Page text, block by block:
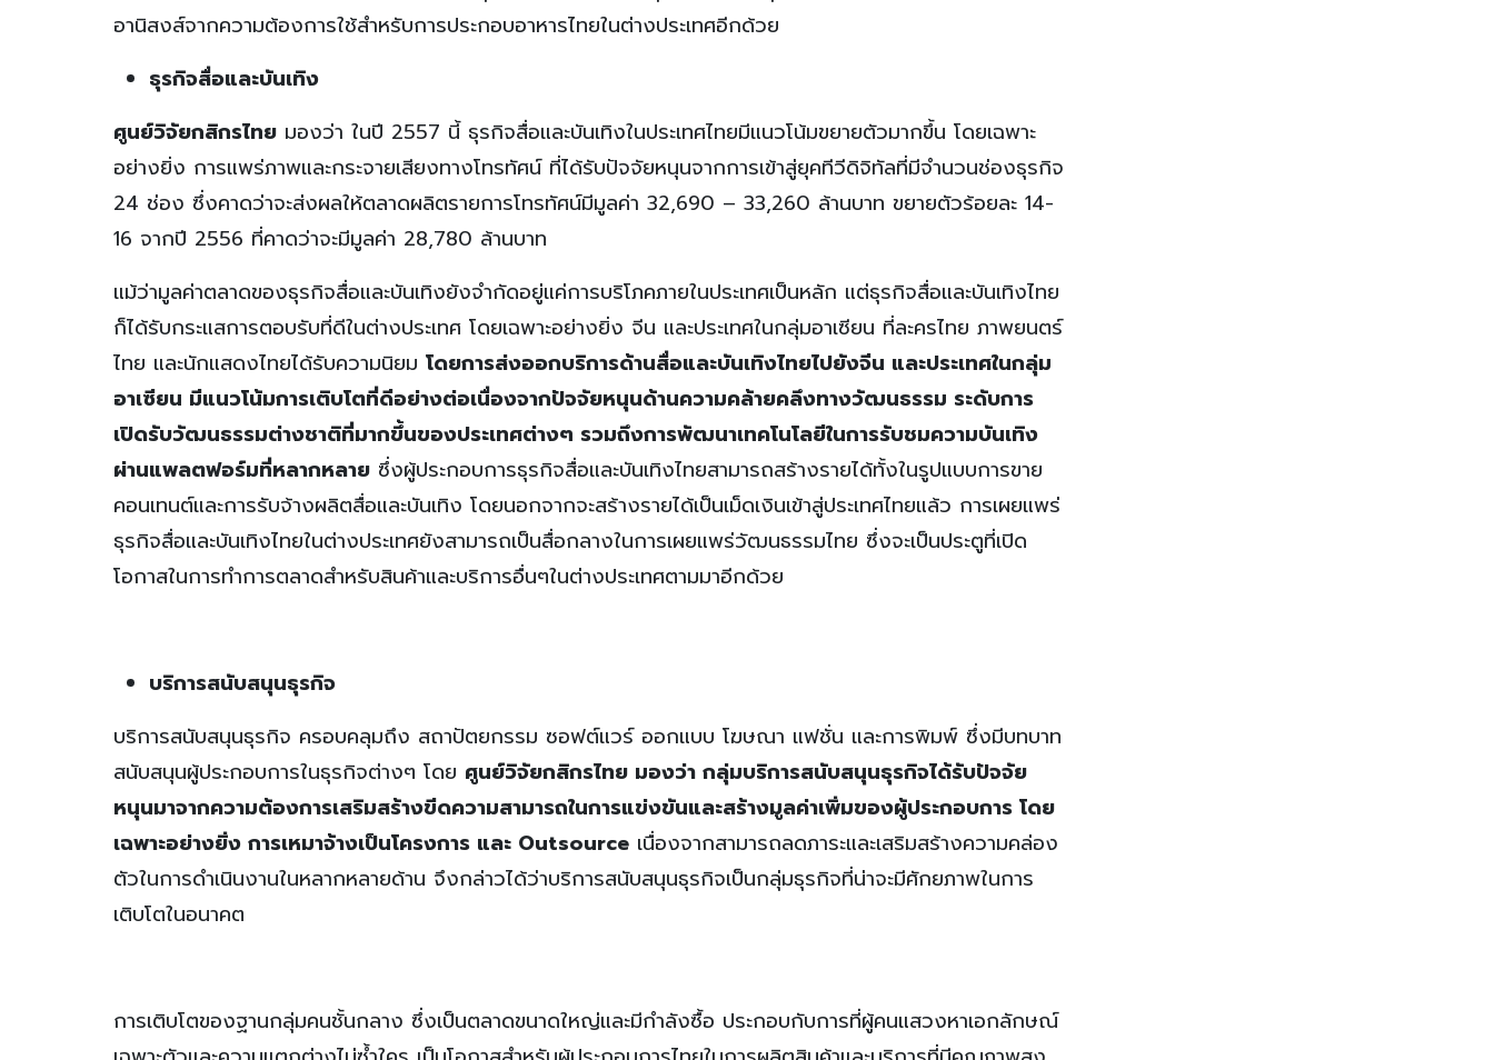
อานิสงส์จากความต้องการใช้สำหรับการประกอบอาหารไทยในต่างประเทศอีกด้วย
ธุรกิจสื่อและบันเทิง
ศูนย์วิจัยกสิกรไทย มองว่า ในปี 2557 นี้ ธุรกิจสื่อและบันเทิงในประเทศไทยมีแนวโน้มขยายตัวมากขึ้น โดยเฉพาะ
อย่างยิ่ง การแพร่ภาพและกระจายเสียงทางโทรทัศน์ ที่ได้รับปัจจัยหนุนจากการเข้าสู่ยุคทีวีดิจิทัลที่มีจำนวนช่องธุรกิจ
24 ช่อง ซึ่งคาดว่าจะส่งผลให้ตลาดผลิตรายการโทรทัศน์มีมูลค่า 32,690 – 33,260 ล้านบาท ขยายตัวร้อยละ 14-
16 จากปี 2556 ที่คาดว่าจะมีมูลค่า 28,780 ล้านบาท
แม้ว่ามูลค่าตลาดของธุรกิจสื่อและบันเทิงยังจำกัดอยู่แค่การบริโภคภายในประเทศเป็นหลัก แต่ธุรกิจสื่อและบันเทิงไทย
ก็ได้รับกระแสการตอบรับที่ดีในต่างประเทศ โดยเฉพาะอย่างยิ่ง จีน และประเทศในกลุ่มอาเซียน ที่ละครไทย ภาพยนตร์
ไทย และนักแสดงไทยได้รับความนิยม โดยการส่งออกบริการด้านสื่อและบันเทิงไทยไปยังจีน และประเทศในกลุ่ม
อาเซียน มีแนวโน้มการเติบโตที่ดีอย่างต่อเนื่องจากปัจจัยหนุนด้านความคล้ายคลึงทางวัฒนธรรม ระดับการ
เปิดรับวัฒนธรรมต่างชาติที่มากขึ้นของประเทศต่างๆ รวมถึงการพัฒนาเทคโนโลยีในการรับชมความบันเทิง
ผ่านแพลตฟอร์มที่หลากหลาย ซึ่งผู้ประกอบการธุรกิจสื่อและบันเทิงไทยสามารถสร้างรายได้ทั้งในรูปแบบการขาย
คอนเทนต์และการรับจ้างผลิตสื่อและบันเทิง โดยนอกจากจะสร้างรายได้เป็นเม็ดเงินเข้าสู่ประเทศไทยแล้ว การเผยแพร่
ธุรกิจสื่อและบันเทิงไทยในต่างประเทศยังสามารถเป็นสื่อกลางในการเผยแพร่วัฒนธรรมไทย ซึ่งจะเป็นประตูที่เปิด
โอกาสในการทำการตลาดสำหรับสินค้าและบริการอื่นๆในต่างประเทศตามมาอีกด้วย
บริการสนับสนุนธุรกิจ
บริการสนับสนุนธุรกิจ ครอบคลุมถึง สถาปัตยกรรม ซอฟต์แวร์ ออกแบบ โฆษณา แฟชั่น และการพิมพ์ ซึ่งมีบทบาท
สนับสนุนผู้ประกอบการในธุรกิจต่างๆ โดย ศูนย์วิจัยกสิกรไทย มองว่า กลุ่มบริการสนับสนุนธุรกิจได้รับปัจจัย
หนุนมาจากความต้องการเสริมสร้างขีดความสามารถในการแข่งขันและสร้างมูลค่าเพิ่มของผู้ประกอบการ โดย
เฉพาะอย่างยิ่ง การเหมาจ้างเป็นโครงการ และ Outsource เนื่องจากสามารถลดภาระและเสริมสร้างความคล่อง
ตัวในการดำเนินงานในหลากหลายด้าน จึงกล่าวได้ว่าบริการสนับสนุนธุรกิจเป็นกลุ่มธุรกิจที่น่าจะมีศักยภาพในการ
เติบโตในอนาคต
การเติบโตของฐานกลุ่มคนชั้นกลาง ซึ่งเป็นตลาดขนาดใหญ่และมีกำลังซื้อ ประกอบกับการที่ผู้คนแสวงหาเอกลักษณ์